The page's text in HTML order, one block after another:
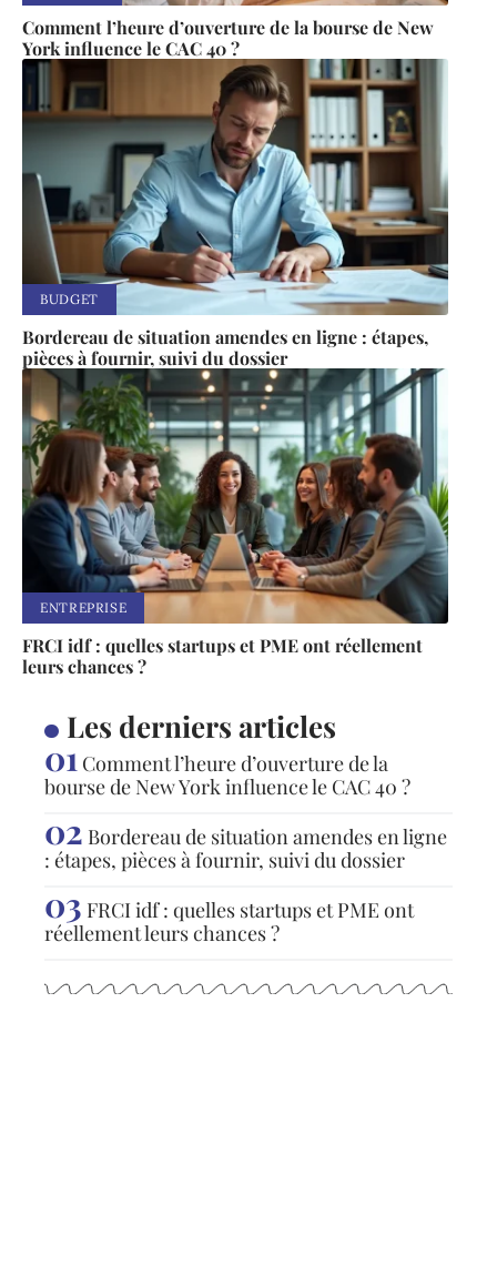
Comment l’heure d’ouverture de la bourse de New
York influence le CAC 40 ?
BUDGET
Bordereau de situation amendes en ligne : étapes,
pièces à fournir, suivi du dossier
ENTREPRISE
FRCI idf : quelles startups et PME ont réellement
leurs chances ?
Les derniers articles
Comment l’heure d’ouverture de la
bourse de New York influence le CAC 40 ?
Bordereau de situation amendes en ligne
: étapes, pièces à fournir, suivi du dossier
FRCI idf : quelles startups et PME ont
réellement leurs chances ?